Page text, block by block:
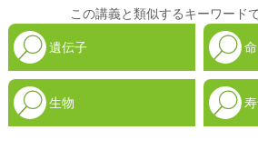
この講義と類似するキーワード
遺伝子
生物